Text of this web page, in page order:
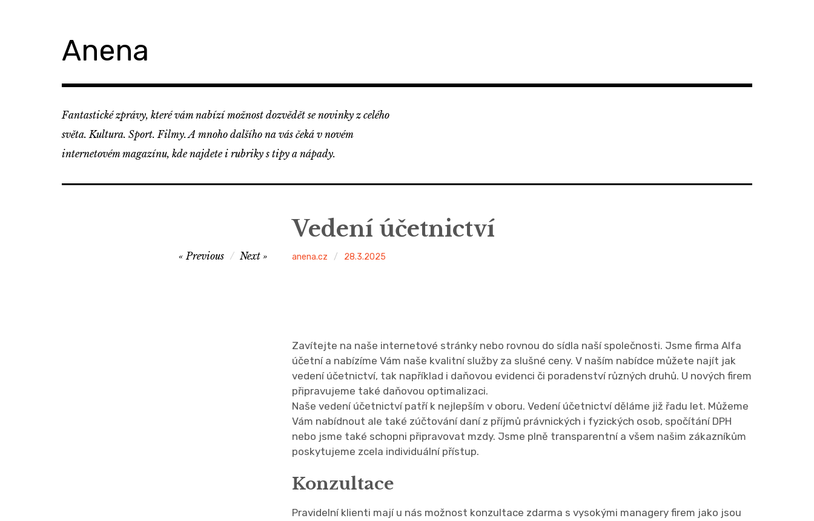
Anena
Fantastické zprávy, které vám nabízí možnost dozvědět se novinky z celého
světa. Kultura. Sport. Filmy. A mnoho dalšího na vás čeká v novém
internetovém magazínu, kde najdete i rubriky s tipy a nápady.
Vedení účetnictví
anena.cz 28.3.2025
Previous Next
Zavítejte na naše internetové stránky nebo rovnou do sídla naší společnosti. Jsme firma Alfa
účetní a nabízíme Vám naše kvalitní služby za slušné ceny. V naším nabídce můžete najít jak
vedení účetnictví, tak například i daňovou evidenci či poradenství různých druhů. U nových firem
připravujeme také daňovou optimalizaci.
Naševedení účetnictvípatří k nejlepším v oboru. Vedení účetnictví děláme již řadu let. Můžeme
Vám nabídnout ale také zúčtování daní z příjmů právnických i fyzických osob, spočítání DPH
nebo jsme také schopni připravovat mzdy. Jsme plně transparentní a všem našim zákazníkům
poskytujeme zcela individuální přístup.
Konzultace
Pravidelní klienti mají u nás možnost konzultace zdarma s vysokými managery firem jako jsou